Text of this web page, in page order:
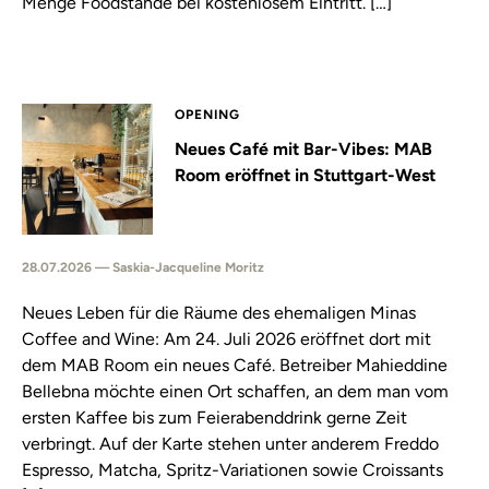
OPENING
Neues Café mit Bar-Vibes: MAB
Room eröffnet in Stuttgart-West
28.07.2026 — Saskia-Jacqueline Moritz
Neues Leben für die Räume des ehemaligen Minas
Coffee and Wine: Am 24. Juli 2026 eröffnet dort mit
dem MAB Room ein neues Café. Betreiber Mahieddine
Bellebna möchte einen Ort schaffen, an dem man vom
ersten Kaffee bis zum Feierabenddrink gerne Zeit
verbringt. Auf der Karte stehen unter anderem Freddo
Espresso, Matcha, Spritz-Variationen sowie Croissants